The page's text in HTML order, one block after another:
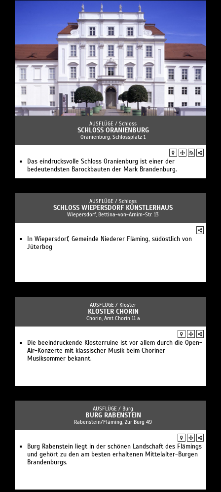
AUSFLÜGE / Schloss
SCHLOSS ORANIENBURG
Oranienburg, Schlossplatz 1
Das eindrucksvolle Schloss Oranienburg ist einer der
bedeutendsten Barockbauten der Mark Brandenburg.
AUSFLÜGE / Schloss
SCHLOSS WIEPERSDORF KÜNSTLERHAUS
Wiepersdorf, Bettina-von-Arnim-Str. 13
In Wiepersdorf, Gemeinde Niederer Fläming, südöstlich von
Jüterbog
AUSFLÜGE / Kloster
KLOSTER CHORIN
Chorin, Amt Chorin 11 a
Die beeindruckende Klosterruine ist vor allem durch die Open-
Air-Konzerte mit klassischer Musik beim Choriner
Musiksommer bekannt.
AUSFLÜGE / Burg
BURG RABENSTEIN
Rabenstein/Fläming, Zur Burg 49
Burg Rabenstein liegt in der schönen Landschaft des Flämings
und gehört zu den am besten erhaltenen Mittelalter-Burgen
Brandenburgs.